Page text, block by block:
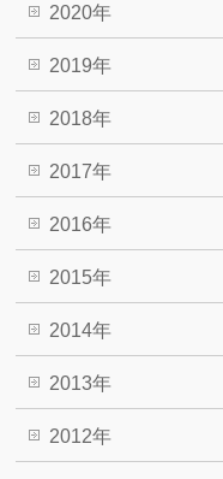
2020年
2019年
2018年
2017年
2016年
2015年
2014年
2013年
2012年